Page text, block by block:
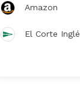
Amazon
El Corte